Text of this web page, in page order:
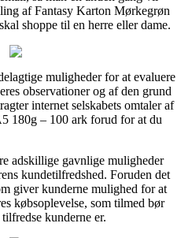
af Fantasy Karton Mørkegrøn
shoppe til en herre eller dame.
muligheder for at evaluere
observationer og af den grund
internet selskabets omtaler af
180g – 100 ark forud for at du
adskillige gavnlige muligheder
kundetilfredshed. Foruden det
giver kunderne mulighed for at
købsoplevelse, som tilmed bør
kunderne er.